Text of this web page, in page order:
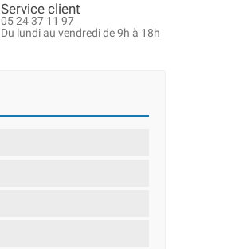
Service client
05 24 37 11 97
Du lundi au vendredi de 9h à 18h